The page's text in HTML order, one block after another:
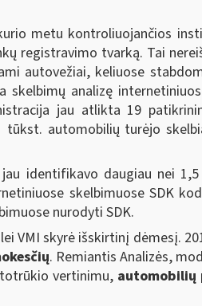
metu kontroliuojančios
registravimo tvarką. Tai
autovežiai, keliuose
analizę
jau atlikta 19
automobilių turėjo
identifikavo daugiau nei
skelbimuose SDK
nurodyti SDK.
VMI skyrė išskirtinį dėmesį.
. Remiantis Analizės,
vertinimu, automobilių